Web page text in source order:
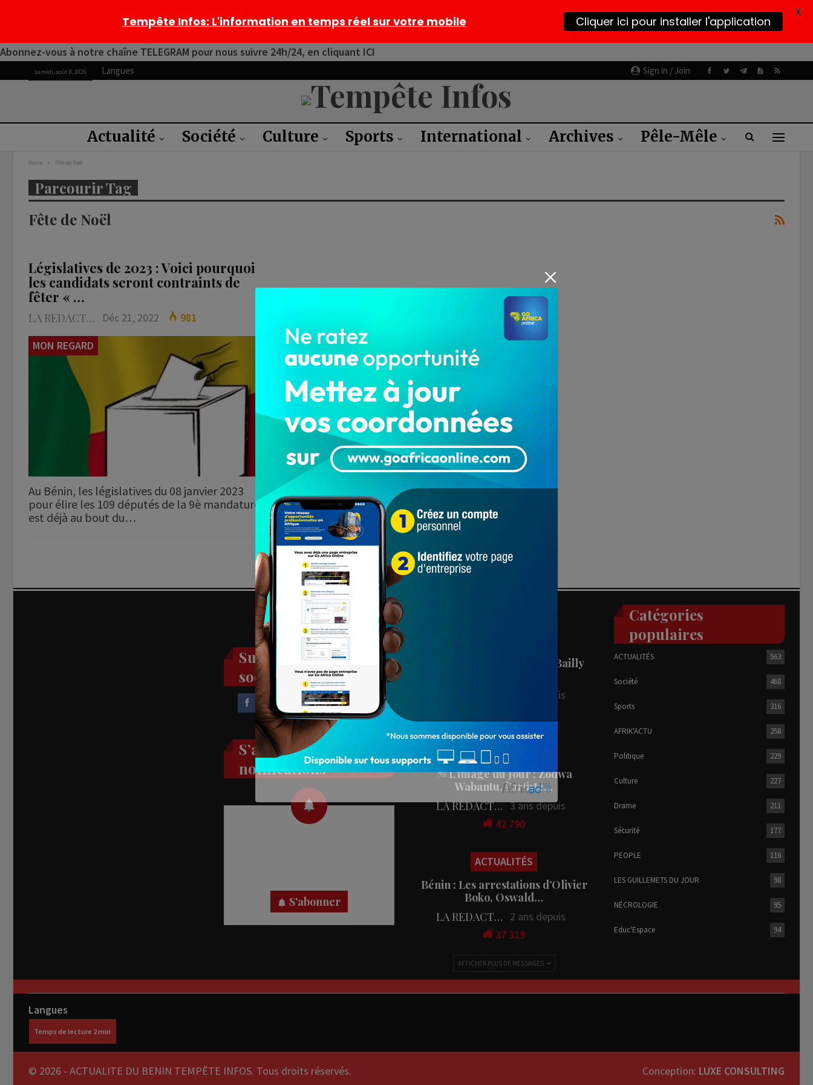
Abonnez-vous à notre chaîne TELEGRAM pour nous suivre 24h/24, en cliquant ICI
Sign in / Join
samedi, août 8, 2026 Langues
Actualité Société Culture Sports International Archives Pêle-Mêle
Home Fête de Noël
Parcourir Tag
Fête de Noël
Législatives de 2023 : Voici pourquoi
les candidats seront contraints de
fêter « …
LA REDACTION Déc 21, 2022
981
MON REGARD
Au Bénin, les législatives du 08 janvier 2023
pour élire les 109 députés de la 9è mandature,
est déjà au bout du…
Suivez nos réseaux
sociaux
S’abonner aux
notifications
S'abonner
People : L’artiste Blanche Bailly
4 ans depuis
L'IMAGE DU JOUR
L’image du Jour : Zodwa
Wabantu, l’artiste…
LA REDACTION 3 ans depuis
42 790
ACTUALITÉS
Bénin : Les arrestations d’Olivier
Boko, Oswald…
LA REDACTION
2 ans depuis
37 319
AFFICHER PLUS DE MESSAGES
Catégories
populaires
ACTUALITÉS 563
Société 468
Sports 316
AFRIK'ACTU 258
Politique 229
Culture 227
Drame 211
Sécurité 177
PEOPLE 116
LES GUILLEMETS DU JOUR 98
NÉCROLOGIE 95
Educ'Espace 94
Langues
© 2026 - ACTUALITE DU BENIN TEMPÊTE INFOS. Tous droits réservés. Conception: LUXE CONSULTING
Tempête Infos: L'information en temps réel sur votre mobile Cliquer ici pour installer l'application
X